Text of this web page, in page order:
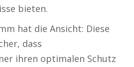
bieten.
hat die Ansicht: Diese
dass
ihren optimalen Schutz